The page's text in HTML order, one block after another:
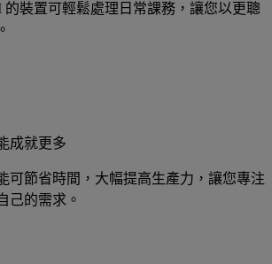
的裝置可輕鬆處理日常課務，讓您以更聰
成就更多
可節省時間，大幅提高生產力，讓您專注
己的需求。